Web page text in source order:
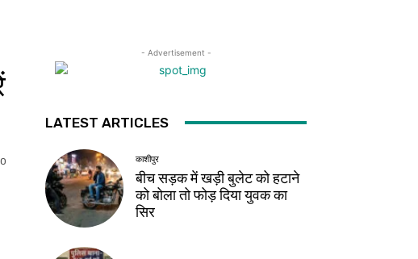
0
- Advertisement -
LATEST ARTICLES
काशीपुर
बीच सड़क में खड़ी बुलेट को हटाने
को बोला तो फोड़ दिया युवक का
सिर